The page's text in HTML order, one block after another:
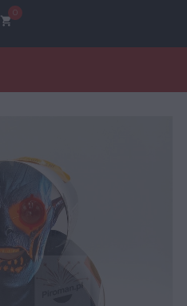
shopping_cart